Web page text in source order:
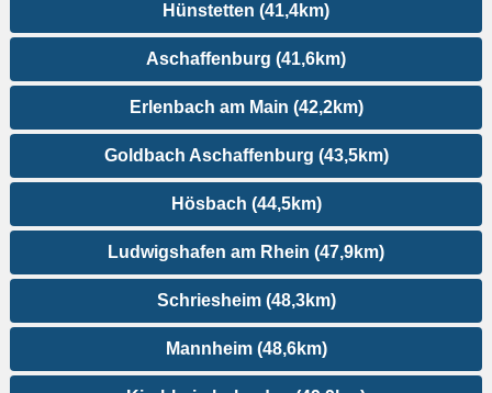
Hünstetten (41,4km)
Aschaffenburg (41,6km)
Erlenbach am Main (42,2km)
Goldbach Aschaffenburg (43,5km)
Hösbach (44,5km)
Ludwigshafen am Rhein (47,9km)
Schriesheim (48,3km)
Mannheim (48,6km)